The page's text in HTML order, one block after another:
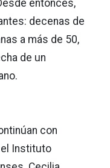
entonces,
decenas de
a más de 50,
de un
con
Instituto